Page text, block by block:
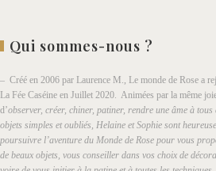
Qui sommes-nous ?
– Créé en 2006 par Laurence M., Le monde de Rose a
La Fée Caséine en Juillet 2020. Animées par la même
d’observer, créer, chiner, patiner, rendre une âme à tous
objets simples et oubliés, Helaine et Sophie sont
poursuivre l’aventure du Monde de Rose pour vous
de beaux objets, vous conseiller dans vos choix de